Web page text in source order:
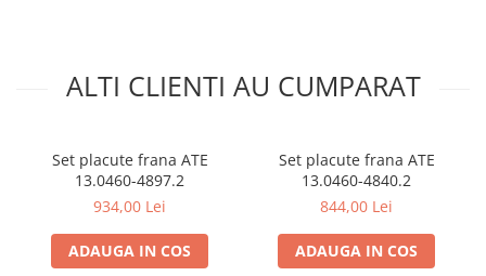
Kit transmisie
Curea transmisie
Directie/stabilizare
Bielete antiruliu
Cap de bara
ALTI CLIENTI AU CUMPARAT
Set placute frana ATE
13.0460-4897.2
934,00 Lei
ADAUGA IN COS
Set placute frana ATE
13.0460-4840.2
844,00 Lei
ADAUGA IN COS